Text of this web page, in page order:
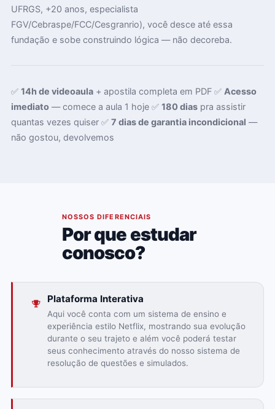
UFRGS, +20 anos, especialista
FGV/Cebraspe/FCC/Cesgranrio), você desce até essa
fundação e sobe construindo lógica — não decoreba.
✅ 14h de videoaula+ apostila completa em PDF ✅ Acesso
imediato— comece a aula 1 hoje ✅ 180 diaspra assistir
quantas vezes quiser ✅ 7 dias de garantia incondicional —
não gostou, devolvemos
NOSSOS DIFERENCIAIS
Por que estudar
conosco?
Plataforma Interativa
Aqui você conta com um sistema de ensino e
experiência estilo Netflix, mostrando sua evolução
durante o seu trajeto e além você poderá testar
seus conhecimento através do nosso sistema de
resolução de questões e simulados.